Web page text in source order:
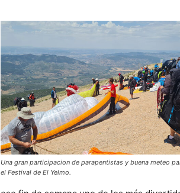
Una gran participacion de parapentistas y buena meteo
el Festival de El Yelmo.